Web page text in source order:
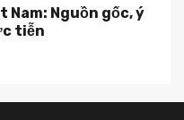
Nam: Nguồn gốc, ý
tiễn